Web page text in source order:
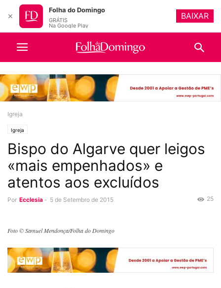
Igreja
Igreja
Bispo do Algarve quer leigos
«mais empenhados» e
atentos aos excluídos
Por Ecclesia - 5 de Setembro de 2015 25
Foto © Samuel Mendonça/Folha do Domingo
✕
Folha do Domingo
GRÁTIS
Na Google Play
BAIXAR